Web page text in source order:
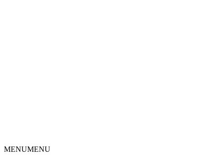
MENUMENU